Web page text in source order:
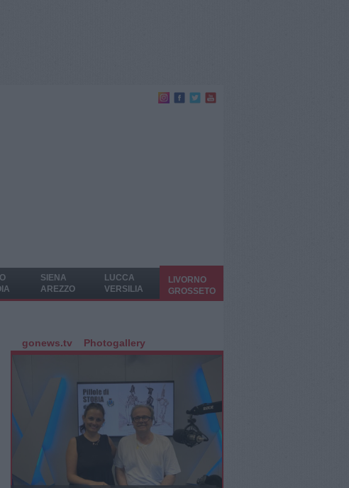
SIENA
AREZZO
LUCCA
VERSILIA
LIVORNO
GROSSETO
gonews.tv Photogallery